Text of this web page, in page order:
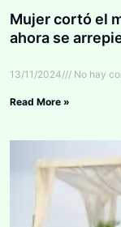
Mujer cortó el
ahora se
13/11/2024 No hay
Read More »